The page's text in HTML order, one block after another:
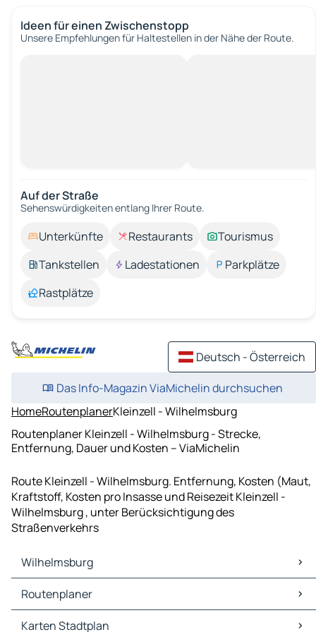
Ideen für einen Zwischenstopp
Unsere Empfehlungen für Haltestellen in der Nähe der Route.
Auf der Straße
Sehenswürdigkeiten entlang Ihrer Route.
Unterkünfte Restaurants
Tourismus
Tankstellen
Ladestationen
Parkplätze
Rastplätze
Deutsch - Österreich
Das Info-Magazin ViaMichelin durchsuchen
HomeRoutenplanerKleinzell - Wilhelmsburg
Routenplaner Kleinzell - Wilhelmsburg - Strecke,
Entfernung, Dauer und Kosten – ViaMichelin
Route Kleinzell - Wilhelmsburg. Entfernung, Kosten (Maut,
Kraftstoff, Kosten pro Insasse und Reisezeit Kleinzell -
Wilhelmsburg , unter Berücksichtigung des
Straßenverkehrs
Wilhelmsburg
Wilhelmsburg Karten Stadtplan
Wilhelmsburg Verkehr
Wilhelmsburg Hotels
Routenplaner
Routenplaner Wilhelmsburg - Lilienfeld
Karten Stadtplan